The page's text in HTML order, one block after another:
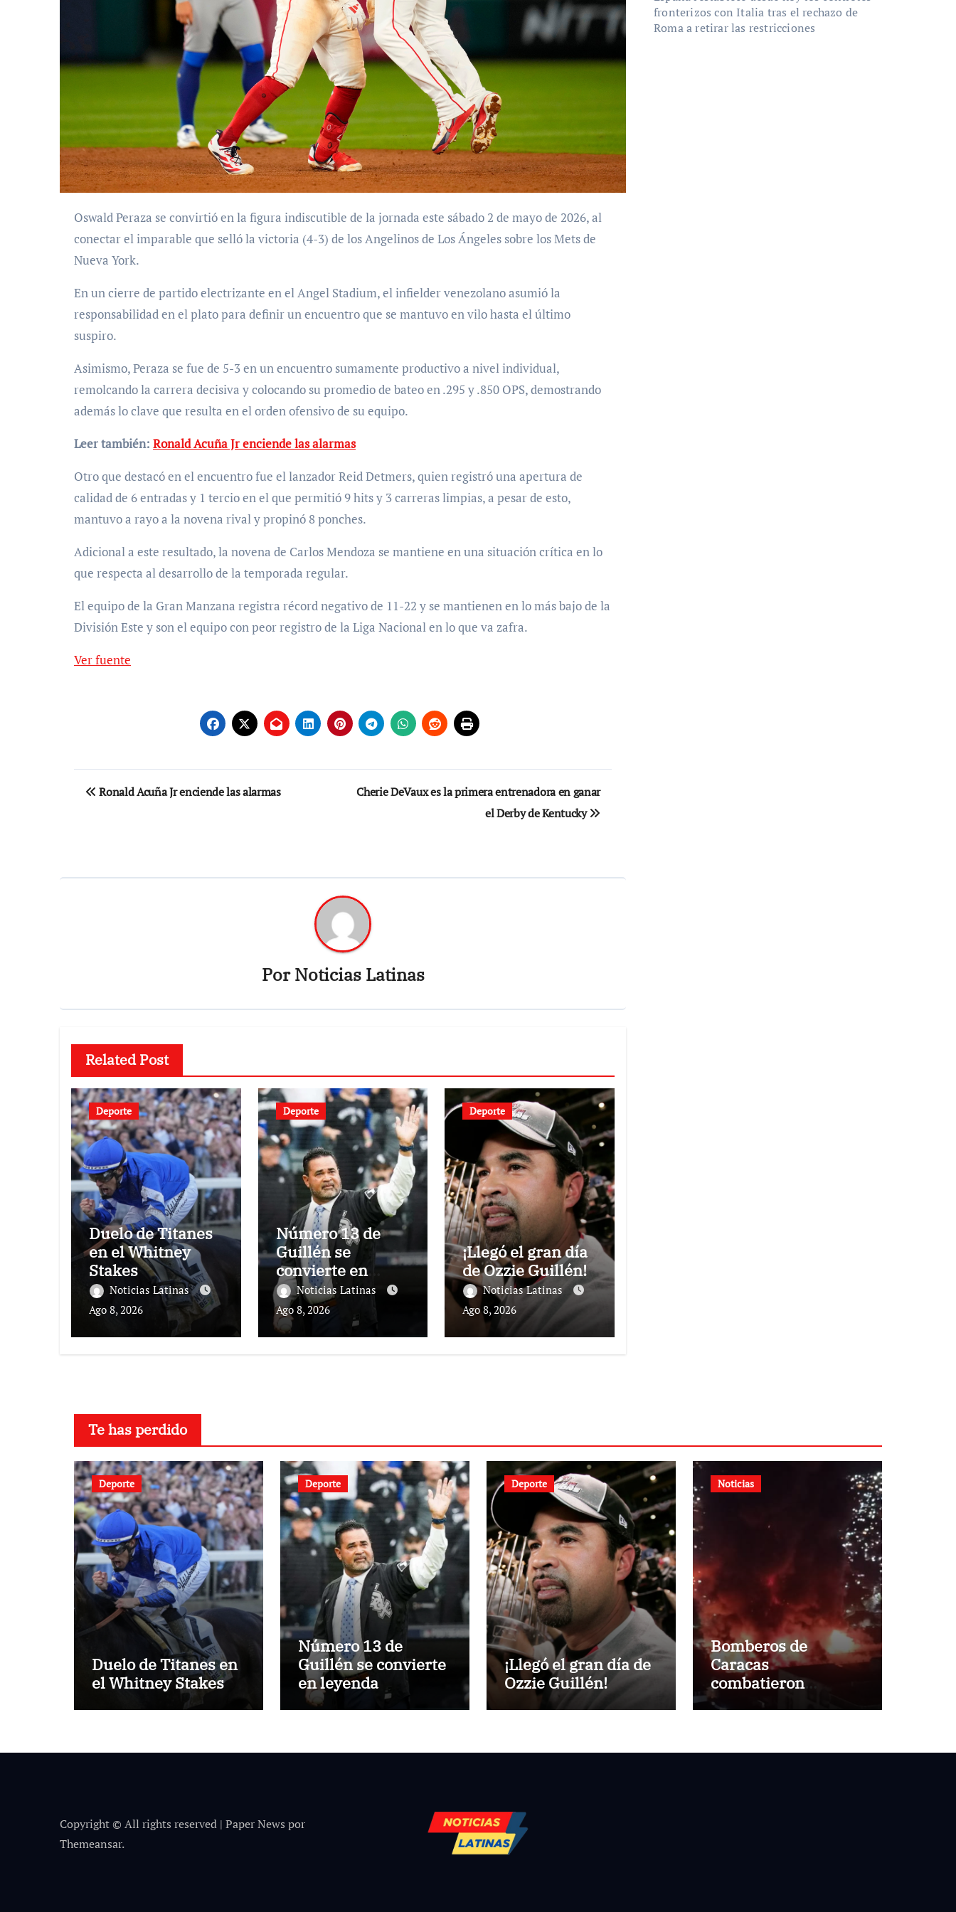
Oswald Peraza se convirtió en la figura indiscutible de la jornada este sábado 2 de mayo de 2026, al
conectar el imparable que selló la victoria (4-3) de los Angelinos de Los Ángeles sobre los Mets de
Nueva York.
En un cierre de partido electrizante en el Angel Stadium, el infielder venezolano asumió la
responsabilidad en el plato para definir un encuentro que se mantuvo en vilo hasta el último
suspiro.
Asimismo, Peraza se fue de 5-3 en un encuentro sumamente productivo a nivel individual,
remolcando la carrera decisiva y colocando su promedio de bateo en .295 y .850 OPS, demostrando
además lo clave que resulta en el orden ofensivo de su equipo.
Leer también: Ronald Acuña Jr enciende las alarmas
Otro que destacó en el encuentro fue el lanzador Reid Detmers, quien registró una apertura de
calidad de 6 entradas y 1 tercio en el que permitió 9 hits y 3 carreras limpias, a pesar de esto,
mantuvo a rayo a la novena rival y propinó 8 ponches.
Adicional a este resultado, la novena de Carlos Mendoza se mantiene en una situación crítica en lo
que respecta al desarrollo de la temporada regular.
El equipo de la Gran Manzana registra récord negativo de 11-22 y se mantienen en lo más bajo de la
División Este y son el equipo con peor registro de la Liga Nacional en lo que va zafra.
Ver fuente
Navegación
Ronald Acuña Jr enciende las alarmas
Cherie DeVaux es la primera entrenadora en ganar
el Derby de Kentucky
PorNoticias Latinas
Related Post
Deporte
Duelo de Titanes
en el Whitney
Stakes
Noticias Latinas
Ago 8, 2026
Deporte
Número 13 de
Guillén se
convierte en
leyenda
Noticias Latinas
Ago 8, 2026
Deporte
¡Llegó el gran día
de Ozzie Guillén!
Noticias Latinas
Ago 8, 2026
fronterizos con Italia tras el rechazo de
Roma a retirar las restricciones
Te has perdido
Deporte
Duelo de Titanes en
el Whitney Stakes
Deporte
Número 13 de
Guillén se convierte
en leyenda
Deporte
¡Llegó el gran día de
Ozzie Guillén!
Noticias
Bomberos de
Caracas
combatieron
incendio de gran
Llanito
Copyright © All rights reserved | Paper News por
Themeansar.